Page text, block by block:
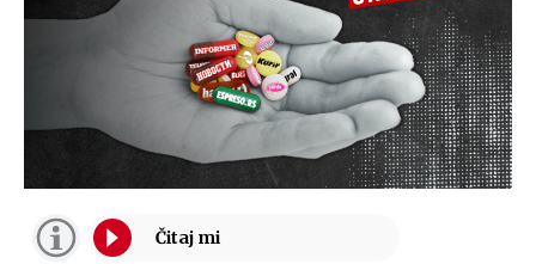
PRIJAVI LAŽNU VEST!